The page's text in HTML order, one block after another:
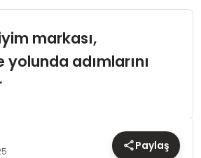
markası,
adımlarını
Paylaş